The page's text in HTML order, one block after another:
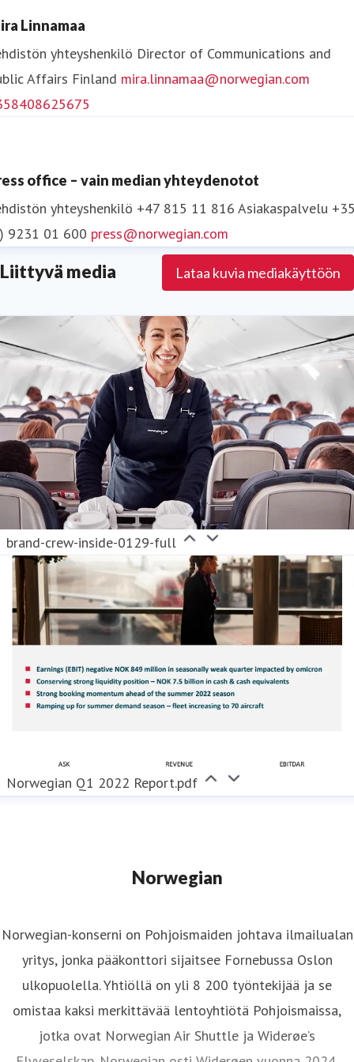
innovaatiot ovat voittaneet yli 55 palkintoa vuodesta
2012 lähtien.
Seuraa Norwegiania:Facebook,Twitter
LinkedInjaYouTube
Linnamaa
yhteyshenkilö Director of Communications and
Affairs Finland mira.linnamaa@norwegian.com
office – vain median yhteydenotot
yhteyshenkilö +47 815 11 816 Asiakaspalvelu
9231 01 600 press@norwegian.com
Liittyvä media Lataa kuvia mediakäyttöön
brand-crew-inside-0129-full
Norwegian Q1 2022 Report.pdf
Norwegian
Norwegian-konserni on Pohjoismaiden johtava ilmailualan
yritys, jonka pääkonttori sijaitsee Fornebussa Oslon
ulkopuolella. Yhtiöllä on yli 8 200 työntekijää ja se
omistaa kaksi merkittävää lentoyhtiötä Pohjoismaissa,
jotka ovat Norwegian Air Shuttle ja Widerøe’s